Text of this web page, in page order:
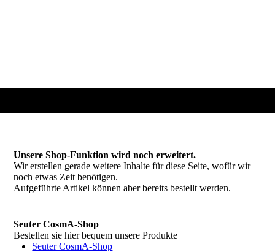
Unsere Shop-Funktion wird noch erweitert.
Wir erstellen gerade weitere Inhalte für diese Seite, wofür wir
noch etwas Zeit benötigen.
Aufgeführte Artikel können aber bereits bestellt werden.
Seuter CosmA-Shop
Bestellen sie hier bequem unsere Produkte
Seuter CosmA-Shop